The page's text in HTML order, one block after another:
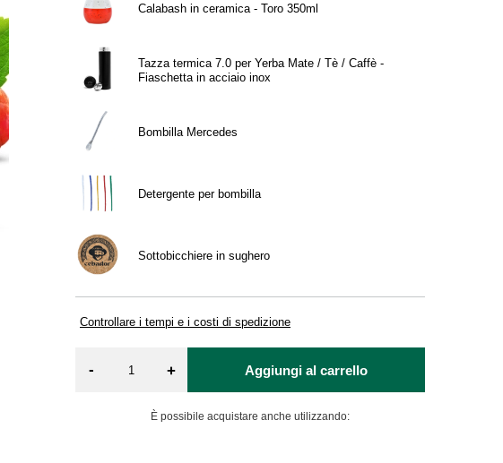
Calabash in ceramica - Toro 350ml
Tazza termica 7.0 per Yerba Mate / Tè / Caffè -
Fiaschetta in acciaio inox
Bombilla Mercedes
Detergente per bombilla
Sottobicchiere in sughero
Controllare i tempi e i costi di spedizione
- + Aggiungi al carrello
È possibile acquistare anche utilizzando: